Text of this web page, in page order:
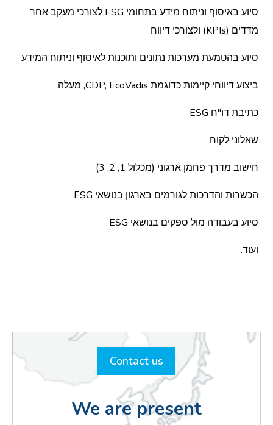
סיוע באיסוף וניתוח מידע בתחומי ESG לצורכי מעקב אחר
מדדים (KPIs) ולצורכי דיווח
סיוע בהטמעת מערכות נתונים ותוכנות לאיסוף וניתוח המידע
ביצוע דיווחי קיימות כדוגמת CDP, EcoVadis, מעלה
כתיבת דו"ח ESG
שאלוני לקוח
חישוב מדרך פחמן ארגוני (מכלול 1, 2, 3)
הכשרות והדרכות לגורמים בארגון בנושאי ESG
סיוע בעבודה מול ספקים בנושאי ESG
ועוד.
Contact us
We are present